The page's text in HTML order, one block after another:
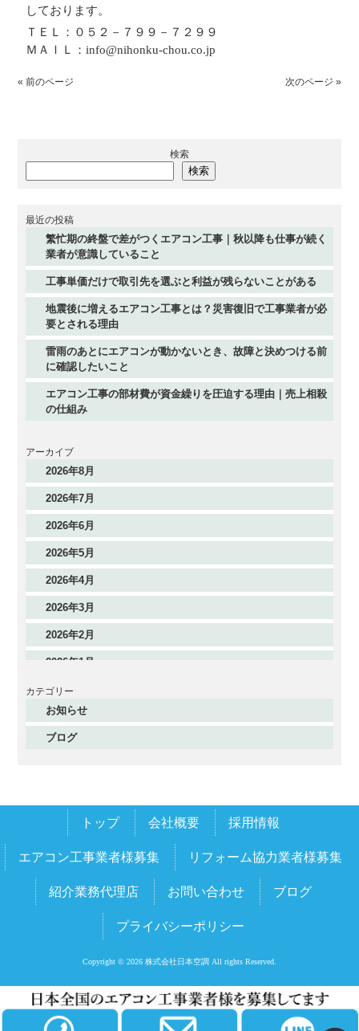
しております。
ＴＥＬ：０５２－７９９－７２９９
ＭＡＩＬ：info@nihonku-chou.co.jp
« 前のページ 次のページ »
検索
検索
最近の投稿
繁忙期の終盤で差がつくエアコン工事｜秋以降も仕事が続く
業者が意識していること
工事単価だけで取引先を選ぶと利益が残らないことがある
地震後に増えるエアコン工事とは？災害復旧で工事業者が必
要とされる理由
雷雨のあとにエアコンが動かないとき、故障と決めつける前
に確認したいこと
エアコン工事の部材費が資金繰りを圧迫する理由｜売上相殺
の仕組み
アーカイブ
2026年8月
2026年7月
2026年6月
2026年5月
2026年4月
2026年3月
2026年2月
2026年1月
2025年12月
2025年11月
2025年10月
2025年7月
2025年6月
2025年2月
2025年1月
2024年12月
カテゴリー
お知らせ
ブログ
トップ 会社概要 採用情報
エアコン工事業者様募集 リフォーム協力業者様募集
紹介業務代理店 お問い合わせ ブログ
プライバシーポリシー
Copyright © 2026 株式会社日本空調 All rights Reserved.